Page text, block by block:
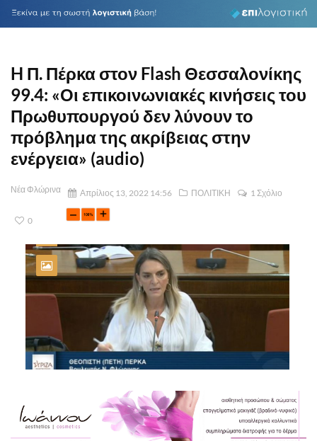
H Π. Πέρκα στον Flash Θεσσαλονίκης
99.4: «Οι επικοινωνιακές κινήσεις του
Πρωθυπουργού δεν λύνουν το
πρόβλημα της ακρίβειας στην
ενέργεια» (audio)
Νέα Φλώρινα Απρίλιος 13, 2022 14:56 ΠΟΛΙΤΙΚΗ 1 Σχόλιο
0